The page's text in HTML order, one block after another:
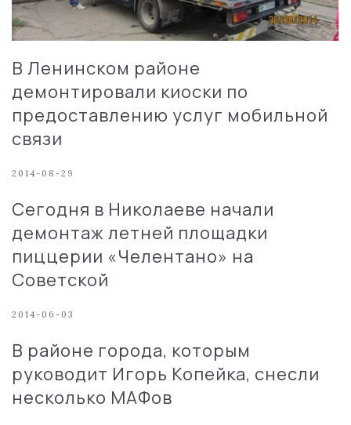
В Ленинском районе
демонтировали киоски по
предоставлению услуг мобильной
связи
2014-08-29
Сегодня в Николаеве начали
демонтаж летней площадки
пиццерии «Челентано» на
Советской
2014-06-03
В районе города, которым
руководит Игорь Копейка, снесли
несколько МАФов